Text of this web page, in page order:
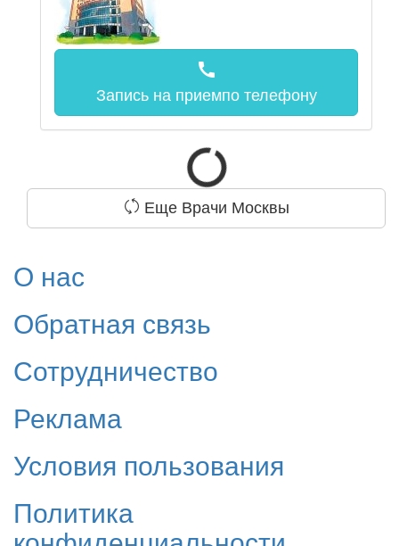
call
Запись на приемпо телефону
Еще Врачи Москвы
О нас
Обратная связь
Сотрудничество
Реклама
Условия пользования
Политика